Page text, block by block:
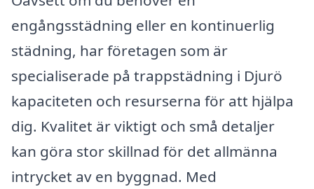
engångsstädning eller en kontinuerlig
städning, har företagen som är
specialiserade på trappstädning i Djurö
kapaciteten och resurserna för att hjälpa
dig. Kvalitet är viktigt och små detaljer
kan göra stor skillnad för det allmänna
intrycket av en byggnad. Med